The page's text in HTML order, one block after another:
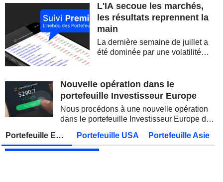
SOFTBANK GROUP CORP. Publication des résultats - Q1 2027 08:30
DBS GROUP HOLDINGS LTD
DEUTSCHE TELEKOM AG Publication des résultats - Q2 2026 07:00
CONOCOPHILLIPS
PARKER-HANNIFIN CORPORATION Publication des résultats - Q4 2026
13:00
PETROBRAS Publication des résultats - Q2 2026
L'IA secoue les marchés,
les résultats reprennent la
main
La dernière semaine de juillet a
été dominée par une volatilité
semi-conducteurs. Les
inquiétudes sur la soutenabilité
Nouvelle opération dans le
portefeuille Investisseur Europe
Nous procédons à une nouvelle opération
dans le portefeuille Investisseur Europe de
Portefeuille Europe Portefeuille USA Portefeuille Asie